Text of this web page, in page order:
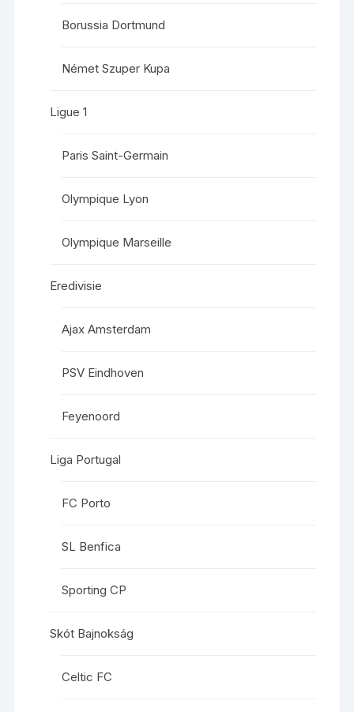
Borussia Dortmund
Német Szuper Kupa
Ligue 1
Paris Saint-Germain
Olympique Lyon
Olympique Marseille
Eredivisie
Ajax Amsterdam
PSV Eindhoven
Feyenoord
Liga Portugal
FC Porto
SL Benfica
Sporting CP
Skót Bajnokság
Celtic FC